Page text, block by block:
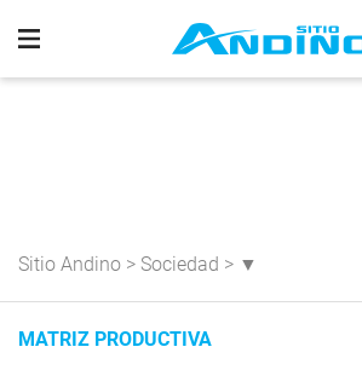
Sitio Andino > Sociedad > ▼
MATRIZ PRODUCTIVA